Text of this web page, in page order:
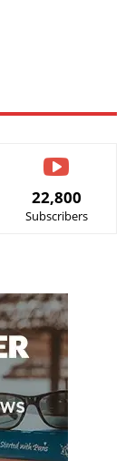
22,800
Subscribers